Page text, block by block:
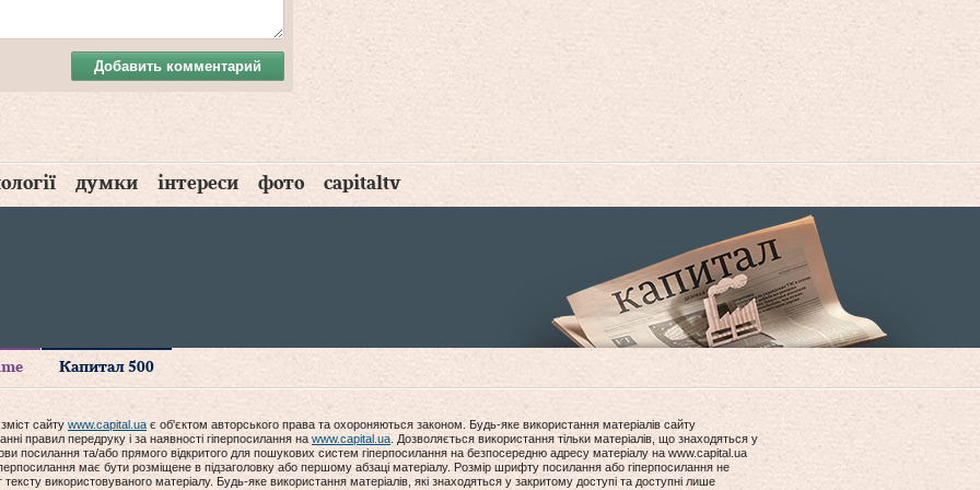
Добавить комментарий
думки інтереси фото capitaltv
Капитал 500
сайту www.capital.ua є об'єктом авторського права та охороняються законом. Будь-яке використання матеріалів сайту
правил передруку і за наявності гіперпосилання на www.capital.ua . Дозволяється використання тільки матеріалів, що знаходяться у
посилання та/або прямого відкритого для пошукових систем гіперпосилання на безпосередню адресу матеріалу на www.capital.ua
має бути розміщене в підзаголовку або першому абзаці матеріалу. Розмір шрифту посилання або гіперпосилання не
використовуваного матеріалу. Будь-яке використання матеріалів, які знаходяться у закритому доступі та доступні лише